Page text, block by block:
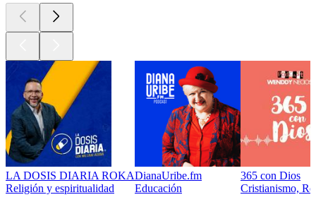
LA DOSIS DIARIA ROKA
Religión y espiritualidad
DianaUribe.fm
Educación
365 con Dios
Cristianismo,